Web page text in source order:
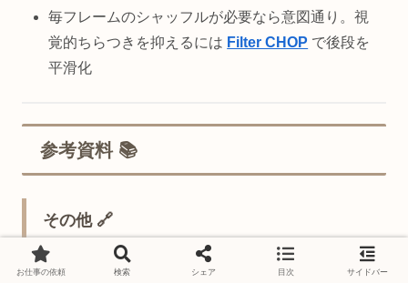
毎フレームのシャッフルが必要なら意図通り。視
覚的ちらつきを抑えるには Filter CHOP で後段を
平滑化
参考資料 📚
その他 🔗
TouchDesigner Wiki — CHOP 概要
お仕事の依頼 検索 シェア 目次 サイドバー